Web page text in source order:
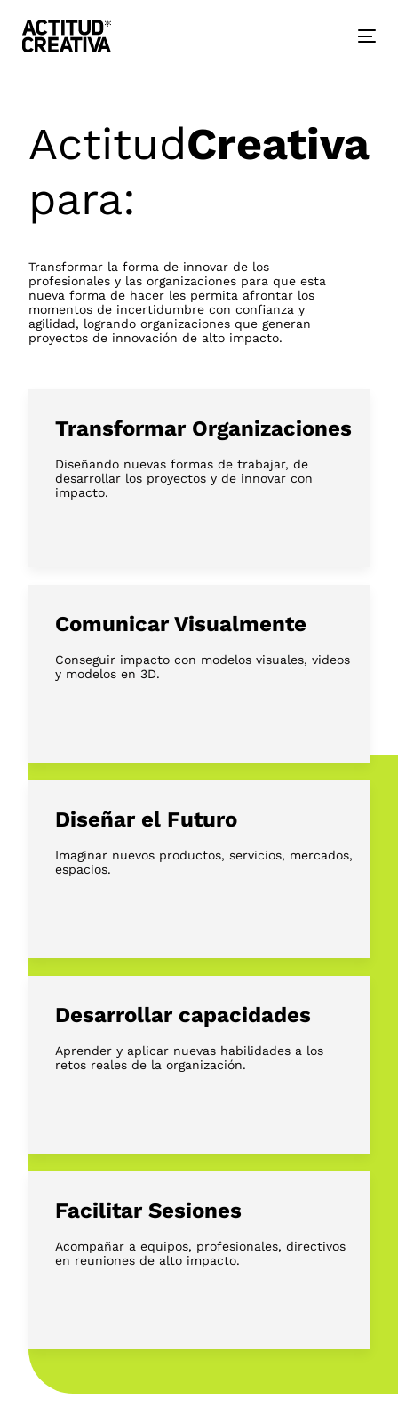
links
primary
navigation
ActitudCreativa
para:
Transformar la forma de innovar de los
profesionales y las organizaciones para que esta
nueva forma de hacer les permita afrontar los
momentos de incertidumbre con confianza y
agilidad, logrando organizaciones que generan
proyectos de innovación de alto impacto.
Transformar Organizaciones
Diseñando nuevas formas de trabajar, de
desarrollar los proyectos y de innovar con
impacto.
Comunicar Visualmente
Conseguir impacto con modelos visuales, videos
y modelos en 3D.
Diseñar el Futuro
Imaginar nuevos productos, servicios, mercados,
espacios.
Desarrollar capacidades
Aprender y aplicar nuevas habilidades a los
retos reales de la organización.
Facilitar Sesiones
Acompañar a equipos, profesionales, directivos
en reuniones de alto impacto.